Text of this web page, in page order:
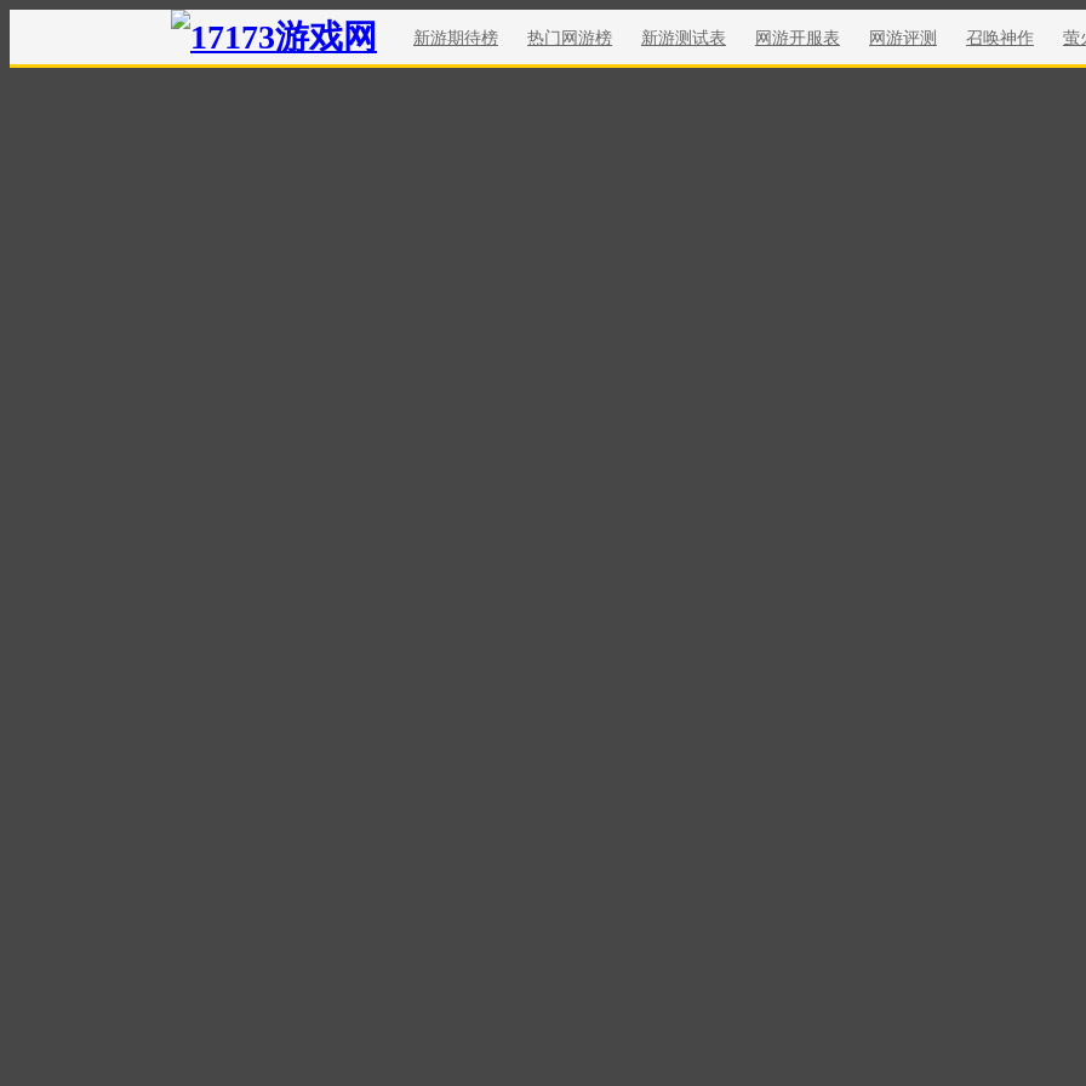
新游期待榜 热门网游榜 新游测试表 网游开服表 网游评测 召唤神作 萤